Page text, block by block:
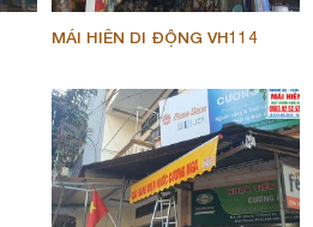
MÁI HIÊN DI ĐỘNG VH114